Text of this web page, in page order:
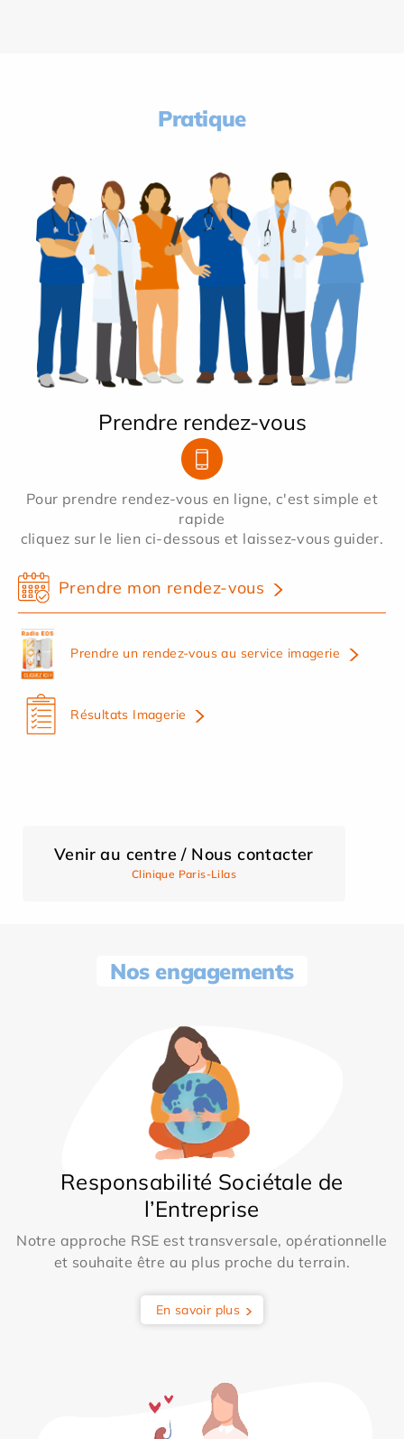
Pratique
Prendre rendez-vous
Pour prendre rendez-vous en ligne, c'est simple et
rapide
cliquez sur le lien ci-dessous et laissez-vous guider.
Prendre mon rendez-vous
Prendre un rendez-vous au service imagerie
Résultats Imagerie
Venir au centre / Nous contacter
Clinique Paris-Lilas
Nos engagements
Responsabilité Sociétale de
l’Entreprise
Notre approche RSE est transversale, opérationnelle
et souhaite être au plus proche du terrain.
En savoir plus